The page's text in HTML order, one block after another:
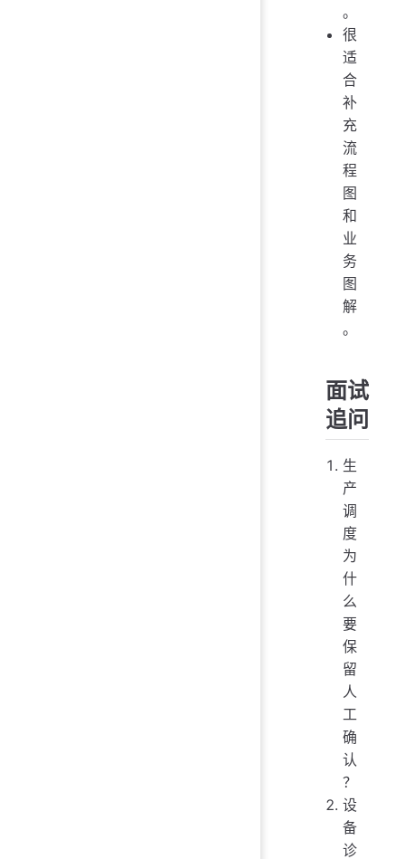
。
很
适
合
补
充
流
程
图
和
业
务
图
解
。
面试
追问
生
产
调
度
为
什
么
要
保
留
人
工
确
认
？
设
备
诊